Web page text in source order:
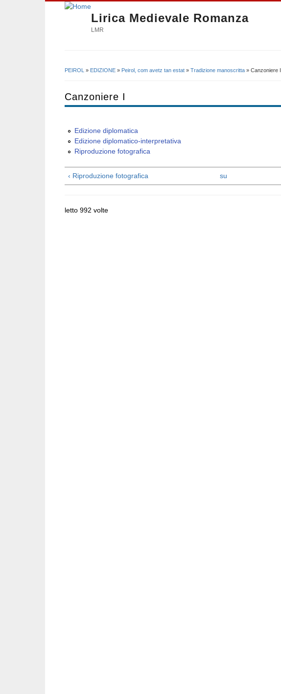
Lirica Medievale Romanza
LMR
PEIROL » EDIZIONE » Peirol, com avetz tan estat » Tradizione manoscritta » Canzoniere I
Canzoniere I
Edizione diplomatica
Edizione diplomatico-interpretativa
Riproduzione fotografica
‹ Riproduzione fotografica su
letto 992 volte